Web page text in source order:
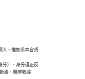
人。惟如係本會或
分）、身分證正反
斷書、醫療收據